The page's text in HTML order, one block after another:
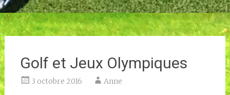
Golf et Jeux Olympiques
3 octobre 2016 Anne